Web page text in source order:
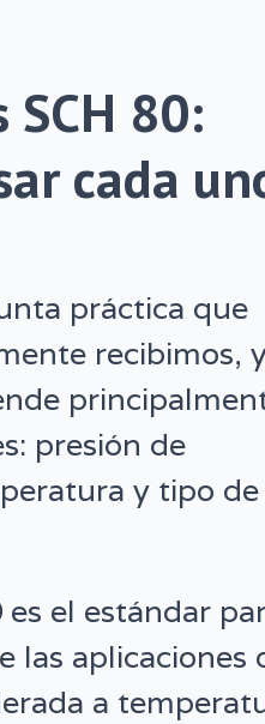
SCH 80:
cada
práctica que
recibimos,
presión de
y tipo de
es el estándar
las aplicaciones
a